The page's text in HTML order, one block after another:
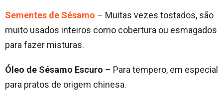
Sementes de Sésamo – Muitas vezes tostados, são
muito usados inteiros como cobertura ou esmagados
para fazer misturas.
Óleo de Sésamo Escuro – Para tempero, em especial
para pratos de origem chinesa.